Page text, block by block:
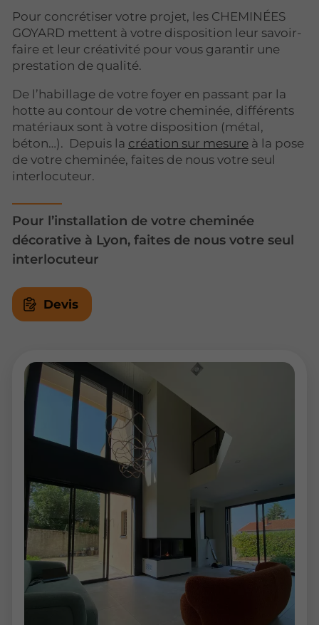
Pour concrétiser votre projet, les CHEMINÉES
GOYARD mettent à votre disposition leur savoir-
faire et leur créativité pour vous garantir une
prestation de qualité.
De l’habillage de votre foyer en passant par la
hotte au contour de votre cheminée, différents
matériaux sont à votre disposition (métal,
béton…). Depuis la création sur mesure à la pose
de votre cheminée, faites de nous votre seul
interlocuteur.
Pour l’installation de votre cheminée
décorative à Lyon, faites de nous votre seul
interlocuteur
Devis